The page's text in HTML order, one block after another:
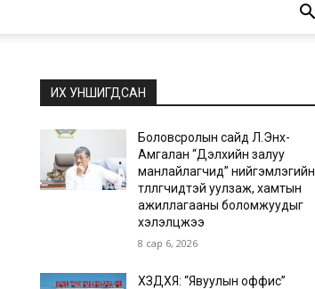
ИХ УНШИГДСАН
Боловсролын сайд Л.Энх-
Амгалан “Дэлхийн залуу
манлайлагчид” нийгэмлэгийн
төлөөлөгчидтэй уулзаж, хамтын
ажиллагааны боломжуудыг
хэлэлцжээ
8 сар 6, 2026
ХЗДХЯ: “Явуулын оффис”